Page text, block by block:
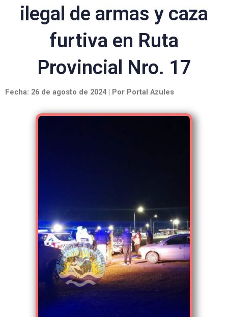
ilegal de armas y caza
furtiva en Ruta
Provincial Nro. 17
Fecha: 26 de agosto de 2024 | Por Portal Azules